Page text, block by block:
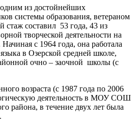
из достойнейших
системы образования, ветераном
стаж составил 53 года, 43 из
творческой деятельности на
с 1964 года, она работала
в Озерской средней школе,
очно – заочной школы (с
возраста (с 1987 года по 2006
деятельность в МОУ СОШ
района, в течение двух лет была